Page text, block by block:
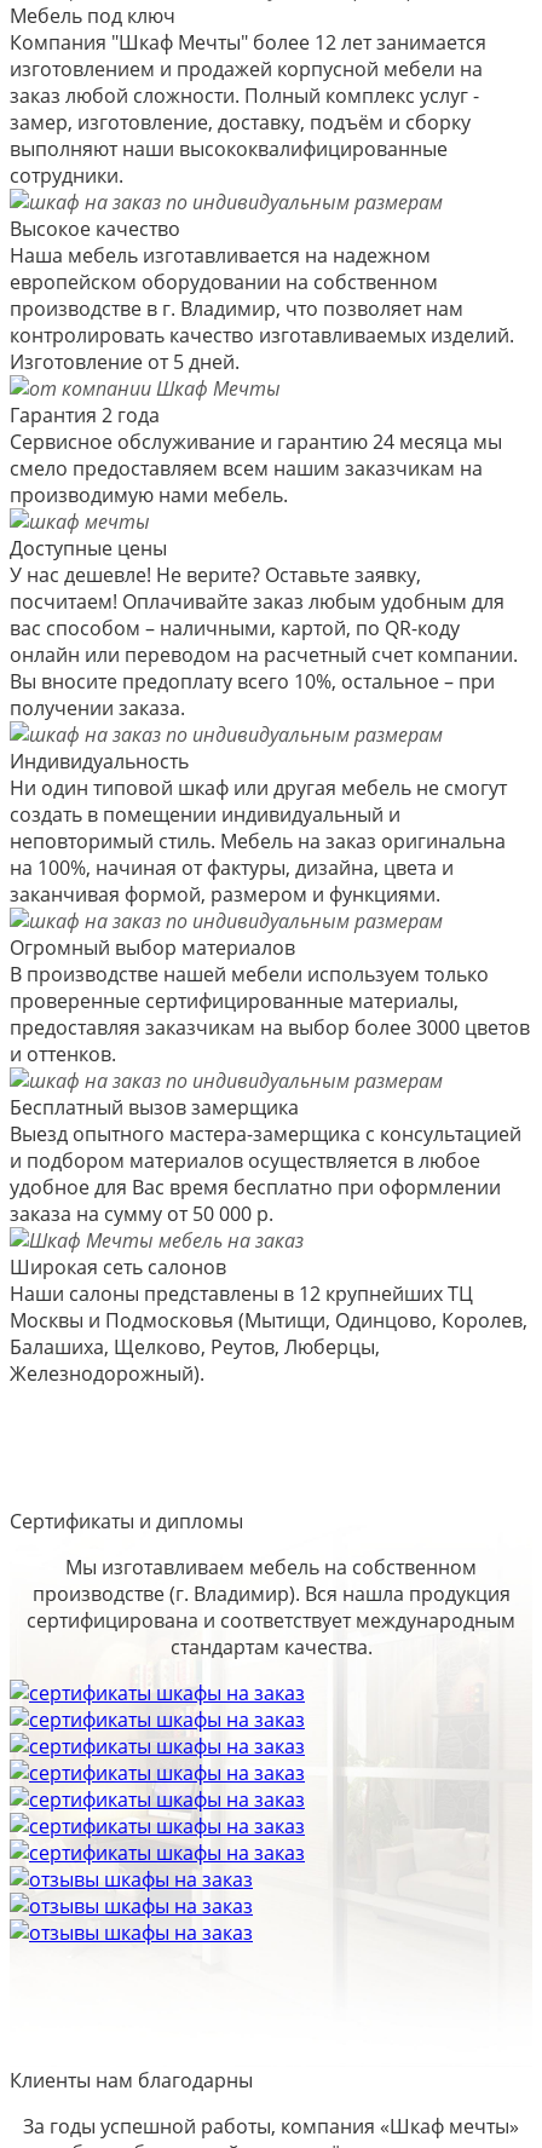
Мебель под ключ
Компания "Шкаф Мечты" более 12 лет занимается
изготовлением и продажей корпусной мебели на
заказ любой сложности. Полный комплекс услуг -
замер, изготовление, доставку, подъём и сборку
выполняют наши высококвалифицированные
сотрудники.
Высокое качество
Наша мебель изготавливается на надежном
европейском оборудовании на собственном
производстве в г. Владимир, что позволяет нам
контролировать качество изготавливаемых изделий.
Изготовление от 5 дней.
Гарантия 2 года
Сервисное обслуживание и гарантию 24 месяца мы
смело предоставляем всем нашим заказчикам на
производимую нами мебель.
Доступные цены
У нас дешевле! Не верите? Оставьте заявку,
посчитаем! Оплачивайте заказ любым удобным для
вас способом – наличными, картой, по QR-коду
онлайн или переводом на расчетный счет компании.
Вы вносите предоплату всего 10%, остальное – при
получении заказа.
Индивидуальность
Ни один типовой шкаф или другая мебель не смогут
создать в помещении индивидуальный и
неповторимый стиль. Мебель на заказ оригинальна
на 100%, начиная от фактуры, дизайна, цвета и
заканчивая формой, размером и функциями.
Огромный выбор материалов
В производстве нашей мебели используем только
проверенные сертифицированные материалы,
предоставляя заказчикам на выбор более 3000 цветов
и оттенков.
Бесплатный вызов замерщика
Выезд опытного мастера-замерщика с консультацией
и подбором материалов осуществляется в любое
удобное для Вас время бесплатно при оформлении
заказа на сумму от 50 000 р.
Широкая сеть салонов
Наши салоны представлены в 12 крупнейших ТЦ
Москвы и Подмосковья (Мытищи, Одинцово, Королев,
Балашиха, Щелково, Реутов, Люберцы,
Железнодорожный).
Сертификаты и дипломы
Мы изготавливаем мебель на собственном
производстве (г. Владимир). Вся нашла продукция
сертифицирована и соответствует международным
стандартам качества.
Клиенты нам благодарны
За годы успешной работы, компания «Шкаф мечты»